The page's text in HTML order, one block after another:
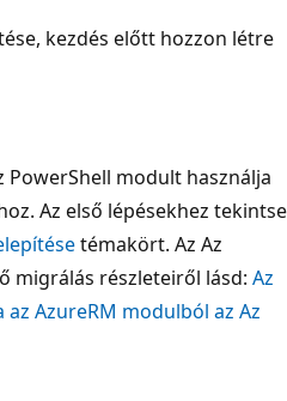
kezdés előtt hozzon létre
PowerShell modult használja
Az első lépésekhez tekintse
témakört. Az Az
migrálás részleteiről lásd: Az
AzureRM modulból az Az